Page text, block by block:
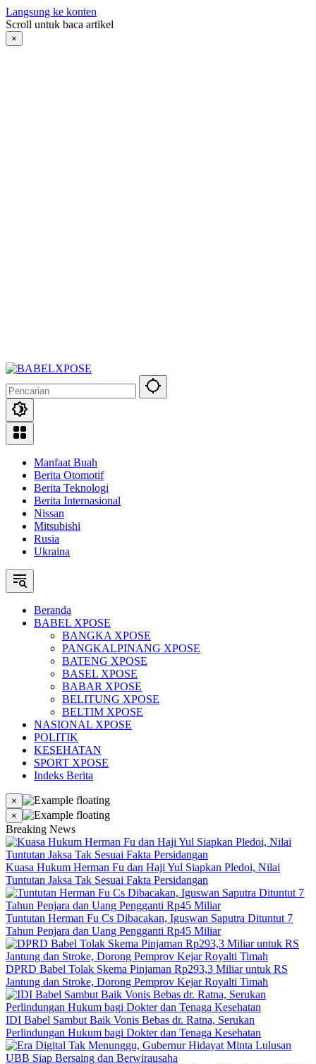
Langsung ke konten
Scroll untuk baca artikel
×
Manfaat Buah
Berita Otomotif
Berita Teknologi
Berita Internasional
Nissan
Mitsubishi
Rusia
Ukraina
Beranda
BABEL XPOSE
BANGKA XPOSE
PANGKALPINANG XPOSE
BATENG XPOSE
BASEL XPOSE
BABAR XPOSE
BELITUNG XPOSE
BELTIM XPOSE
NASIONAL XPOSE
POLITIK
KESEHATAN
SPORT XPOSE
Indeks Berita
×
×
Breaking News
Kuasa Hukum Herman Fu dan Haji Yul Siapkan Pledoi, Nilai
Tuntutan Jaksa Tak Sesuai Fakta Persidangan
Tuntutan Herman Fu Cs Dibacakan, Iguswan Saputra Dituntut 7
Tahun Penjara dan Uang Pengganti Rp45 Miliar
DPRD Babel Tolak Skema Pinjaman Rp293,3 Miliar untuk RS
Jantung dan Stroke, Dorong Pemprov Kejar Royalti Timah
IDI Babel Sambut Baik Vonis Bebas dr. Ratna, Serukan
Perlindungan Hukum bagi Dokter dan Tenaga Kesehatan